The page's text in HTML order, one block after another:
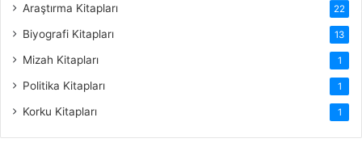
Araştırma Kitapları 22
Biyografi Kitapları 13
Mizah Kitapları 1
Politika Kitapları 1
Korku Kitapları 1